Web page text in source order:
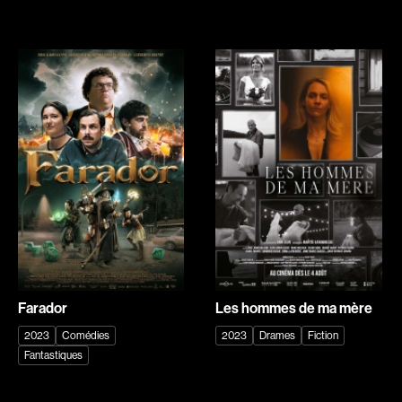
Flicker Theodore J.
Fok George
Forcier André
Fortier Gauthier Alexis
Fortin Francis
Fortin Sarah
Fortin Claude
Fouché Audrey
Fournier Yves-Christian
Fournier Roger
Fournier Claude
Fournier Jacques
Franchi Alexandre
Frappier Roger
Fraser Brad
Fréchette Rémi
Freedland Georges
Frenette Jean
Fuica Demian
Fuica Leonardo
Farador
2023
Comédies
Fantastiques
Les hommes de ma mère
2023 Drames Fiction